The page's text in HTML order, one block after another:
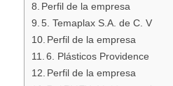
Perfil de la empresa
5. Temaplax S.A. de C. V
Perfil de la empresa
6. Plásticos Providence
Perfil de la empresa